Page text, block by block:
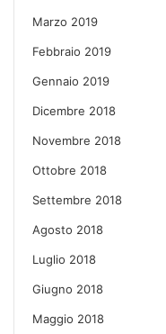
Marzo 2019
Febbraio 2019
Gennaio 2019
Dicembre 2018
Novembre 2018
Ottobre 2018
Settembre 2018
Agosto 2018
Luglio 2018
Giugno 2018
Maggio 2018